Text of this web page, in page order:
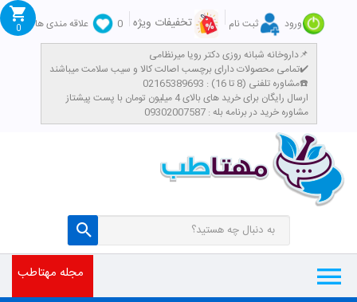
ورود ثبت نام تخفیفات ویژه 0
علاقه مندی ها
داروخانه شبانه روزی دکتر رویا میرنظامی📌
تمامی محصولات دارای برچسب اصالت کالا و سیب سلامت میباشند✔️
مشاوره تلفنی (8 تا 16) : 02165389693☎️
​ارسال رایگان برای خرید های بالای 4 میلیون تومان با پست پیشتاز
مشاوره خرید در برنامه بله : 09302007587
0
مجله مهتاطب